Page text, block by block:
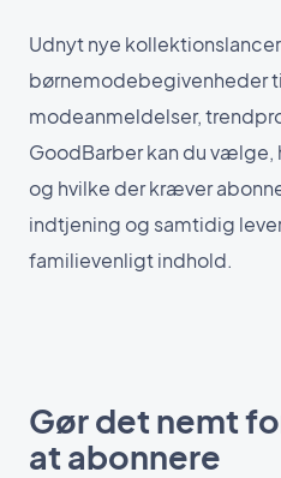
Udnyt nye
børnemodebegivenheder
modeanmeldelser,
GoodBarber kan du vælge,
og hvilke der kræver
indtjening og samtidig
familievenligt indhold.
Gør det nemt
at abonnere